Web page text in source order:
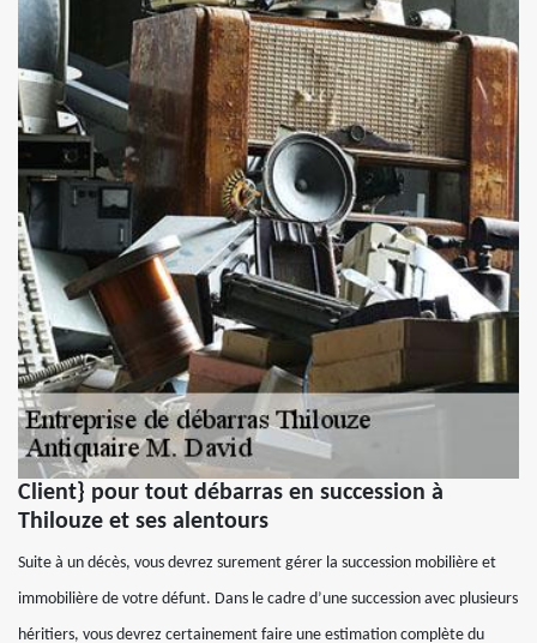
Client} pour tout débarras en succession à
Thilouze et ses alentours
Suite à un décès, vous devrez surement gérer la succession mobilière et
immobilière de votre défunt. Dans le cadre d’une succession avec plusieurs
héritiers, vous devrez certainement faire une estimation complète du